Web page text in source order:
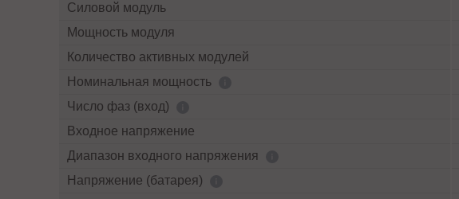
Силовой модуль
Мощность модуля
Количество активных модулей
Номинальная мощность
Число фаз (вход)
Входное напряжение
Диапазон входного напряжения
Напряжение (батарея)